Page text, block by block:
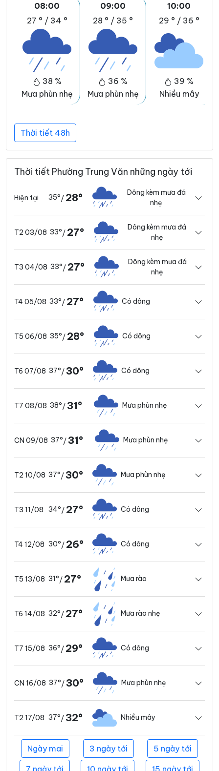
08:00
27 ° / 34 °
38 %
Mưa phùn nhẹ
09:00
28 ° / 35 °
36 %
Mưa phùn nhẹ
10:00
29 ° / 36 °
39 %
Nhiều mây
Thời tiết 48h
Thời tiết Phường Trung Văn những ngày tới
Hiện tại 35°/ 28°
Dông kèm mưa đá
nhẹ
T2 03/08 33°/ 27°
Dông kèm mưa đá
nhẹ
T3 04/08 33°/ 27°
Dông kèm mưa đá
nhẹ
T4 05/08 33°/ 27° Có dông
T5 06/08 35°/ 28° Có dông
T6 07/08 37°/30° Có dông
T7 08/08 38°/31° Mưa phùn nhẹ
CN 09/08 37°/31° Mưa phùn nhẹ
T2 10/08 37°/30° Mưa phùn nhẹ
T3 11/08 34°/ 27° Có dông
T4 12/08 30°/ 26° Có dông
T5 13/08 31°/ 27° Mưa rào
T6 14/08 32°/ 27° Mưa rào nhẹ
T7 15/08 36°/ 29° Có dông
CN 16/08 37°/30° Mưa phùn nhẹ
T2 17/08 37°/32° Nhiều mây
Ngày mai 3 ngày tới 5 ngày tới
7 ngày tới 10 ngày tới 15 ngày tới